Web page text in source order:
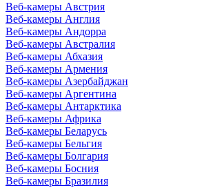
Веб-камеры Австрия
Веб-камеры Англия
Веб-камеры Андорра
Веб-камеры Австралия
Веб-камеры Абхазия
Веб-камеры Армения
Веб-камеры Азербайджан
Веб-камеры Аргентина
Веб-камеры Антарктика
Веб-камеры Африка
Веб-камеры Беларусь
Веб-камеры Бельгия
Веб-камеры Болгария
Веб-камеры Босния
Веб-камеры Бразилия